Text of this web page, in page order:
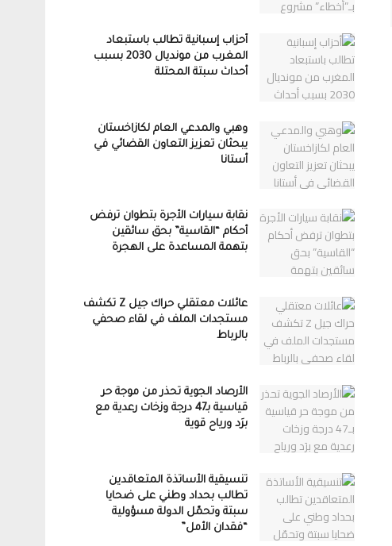
أحزاب إسبانية تطالب باستبعاد
المغرب من مونديال 2030 بسبب
أحداث سبتة المحتلة
وهبي والمدعي العام لكازاخستان
يبحثان تعزيز التعاون القضائي في
أستانا
نقابة سيارات الأجرة بتطوان ترفض
أحكام “القاسية” بحق سائقين
بتهمة المساعدة على الهجرة
عائلات معتقلي حراك جيل Z تكشف
مستجدات الملف في لقاء صحفي
بالرباط
الأرصاد الجوية تحذر من موجة حر
قياسية بـ47 درجة وزخات رعدية مع
برَد ورياح قوية
تنسيقية الأساتذة المتعاقدين
تطالب بحداد وطني على ضحايا
سبتة وتحمّل الدولة مسؤولية
“فقدان الأمل”